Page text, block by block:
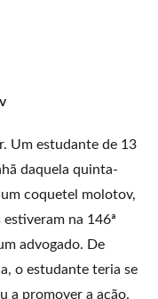
Um estudante de 13
daquela quinta-
coquetel molotov,
na 146ª
advogado. De
o estudante teria se
a promover a ação.